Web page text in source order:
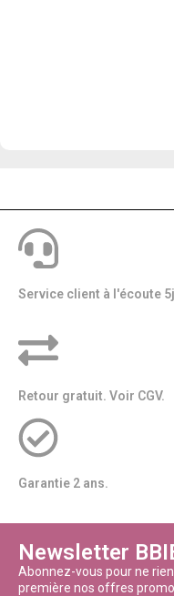
Service client à l'écoute
Retour gratuit. Voir CGV.
Garantie 2 ans.
Newsletter
Abonnez-vous pour ne
première nos offres